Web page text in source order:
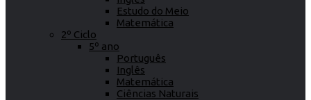
Estudo do Meio
Matemática
2º Ciclo
5º ano
Português
Inglês
Matemática
Ciências Naturais